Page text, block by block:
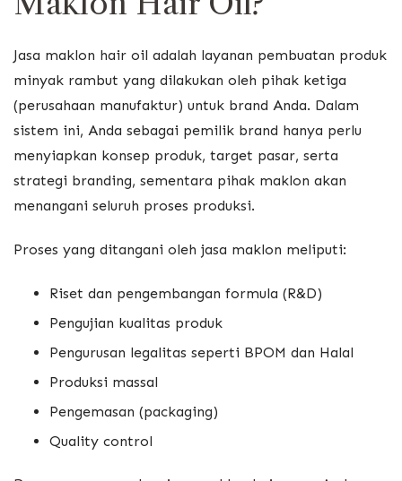
Jasa maklon hair oil adalah layanan pembuatan produk
minyak rambut yang dilakukan oleh pihak ketiga
(perusahaan manufaktur) untuk brand Anda. Dalam
sistem ini, Anda sebagai pemilik brand hanya perlu
menyiapkan konsep produk, target pasar, serta
strategi branding, sementara pihak maklon akan
menangani seluruh proses produksi.
Proses yang ditangani oleh jasa maklon meliputi:
Riset dan pengembangan formula (R&D)
Pengujian kualitas produk
Pengurusan legalitas seperti BPOM dan Halal
Produksi massal
Pengemasan (packaging)
Quality control